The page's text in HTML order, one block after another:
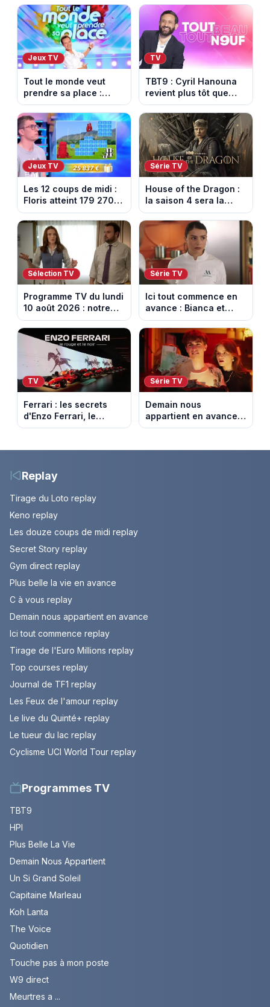
Jeux TV
Tout le monde veut
prendre sa place :
l’émission de Cyril
Féraud déprogrammée
cette semaine sur
France 2
TV
TBT9 : Cyril Hanouna
revient plus tôt que
prévu, W9 dévoile
enfin la date de retour
Jeux TV
Les 12 coups de midi :
Floris atteint 179 270
euros de gains sur TF1
Série TV
House of the Dragon :
la saison 4 sera la
dernière, mais il faudra
attendre 2028
Sélection TV
Programme TV du lundi
10 août 2026 : notre
sélection pour votre
soirée télé
Série TV
Ici tout commence en
avance : Bianca et
Loup s’embrassent.
Episode du 11 août
2026 (spoiler)
TV
Ferrari : les secrets
d'Enzo Ferrari, le
fondateur de la
cheval cabré
Série TV
Demain nous
appartient en avance :
Alex face à un choix
août 2026.
Replay
Tirage du Loto replay
Keno replay
Les douze coups de midi replay
Secret Story replay
Gym direct replay
Plus belle la vie en avance
C à vous replay
Demain nous appartient en avance
Ici tout commence replay
Tirage de l'Euro Millions replay
Top courses replay
Journal de TF1 replay
Les Feux de l'amour replay
Le live du Quinté+ replay
Le tueur du lac replay
Cyclisme UCI World Tour replay
Programmes TV
TBT9
HPI
Plus Belle La Vie
Demain Nous Appartient
Un Si Grand Soleil
Capitaine Marleau
Koh Lanta
The Voice
Quotidien
Touche pas à mon poste
W9 direct
Meurtres a ...